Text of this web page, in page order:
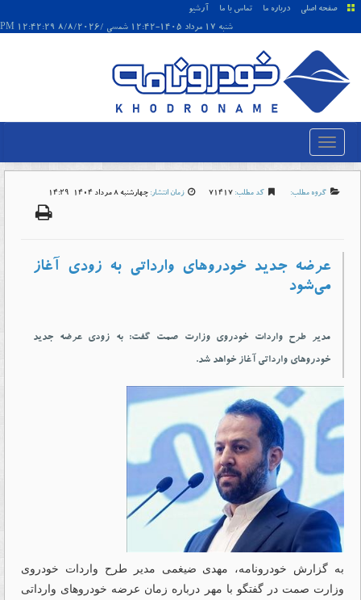
صفحه اصلی درباره ما تماس با ما
آرشیو
شنبه 17 مرداد 1405-12:42 شمسی /8/8/2026 12:42:29 PM
گروه مطلب: کد مطلب: 71417 زمان انتشار: چهارشنبه 8 مرداد 1404-14:29
عرضه جدید خودروهای وارداتی به زودی آغاز
می‌شود
مدیر طرح واردات خودروی وزارت صمت گفت: به زودی عرضه جدید
خودروهای وارداتی آغاز خواهد شد.
به گزارش خودرونامه، مهدی ضیغمی مدیر طرح واردات خودروی
وزارت صمتدر گفتگو با مهر درباره زمان عرضه خودروهای وارداتی